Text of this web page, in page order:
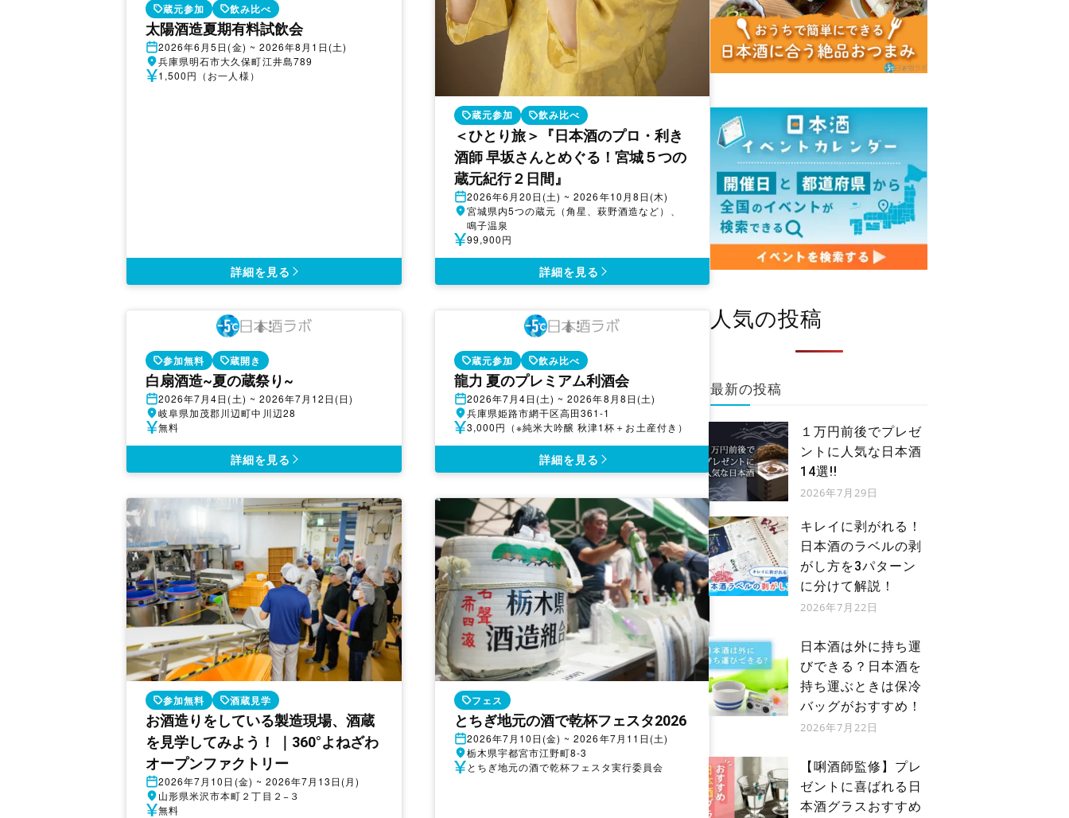
蔵元参加 飲み比べ
太陽酒造夏期有料試飲会
開
催
日
2026年6月5日(金) ~ 2026年8月1日(土)
開
催
兵庫県明石市大久保町江井島789
参 1,500円（お一人様）
詳細を見る
蔵元参加 飲み比べ
＜ひとり旅＞『日本酒のプロ・利き
酒師 早坂さんとめぐる！宮城５つの
蔵元紀行２日間』
開
催
2026年6月20日(土) ~ 2026年10月8日(木)
開
地
宮城県内5つの蔵元（角星、萩野酒造など）、
鳴子温泉
参 99,900円
詳細を見る
参加無料 蔵開き
白扇酒造~夏の蔵祭り~
開
催
日
2026年7月4日(土) ~ 2026年7月12日(日)
開
催
岐阜県加茂郡川辺町中川辺28
参無料
詳細を見る
蔵元参加 飲み比べ
龍力 夏のプレミアム利酒会
開
催
日
2026年7月4日(土) ~ 2026年8月8日(土)
開
催
兵庫県姫路市網干区高田361-1
参 3,000円（※純米大吟醸 秋津1杯＋お土産付き）
詳細を見る
参加無料 酒蔵見学
お酒造りをしている製造現場、酒蔵
を見学してみよう！ ｜360°よねざわ
オープンファクトリー
開
催
日
2026年7月10日(金) ~ 2026年7月13日(月)
開
催
山形県米沢市本町２丁目２−３
参無料
フェス
とちぎ地元の酒で乾杯フェスタ2026
開
催
日
2026年7月10日(金) ~ 2026年7月11日(土)
開
催
栃木県宇都宮市江野町8-3
参 とちぎ地元の酒で乾杯フェスタ実行委員会
人気の投稿
最新の投稿
１万円前後でプレゼ
ントに人気な日本酒
14選!!
2026年7月29日
キレイに剥がれる！
日本酒のラベルの剥
がし方を3パターン
に分けて解説！
2026年7月22日
日本酒は外に持ち運
びできる？日本酒を
持ち運ぶときは保冷
バッグがおすすめ！
2026年7月22日
【唎酒師監修】プレ
ゼントに喜ばれる日
本酒グラスおすすめ